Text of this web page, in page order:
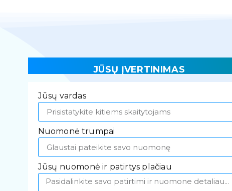
JŪSŲ ĮVERTINIMAS
Jūsų vardas
Nuomonė trumpai
Jūsų nuomonė ir patirtys plačiau